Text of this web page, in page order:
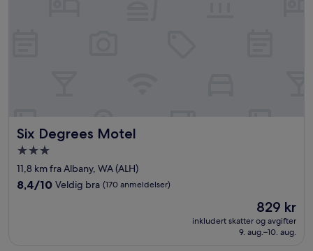
Six Degrees Motel
Six Degrees Motel
Overnattingssted
med
3.0
stjerner
11,8 km fra Albany, WA (ALH)
8.4
8,4/10 Veldig bra (170 anmeldelser)
Prisen
829 kr
829 kr
inkludert skatter og avgifter
9. aug.–10. aug.